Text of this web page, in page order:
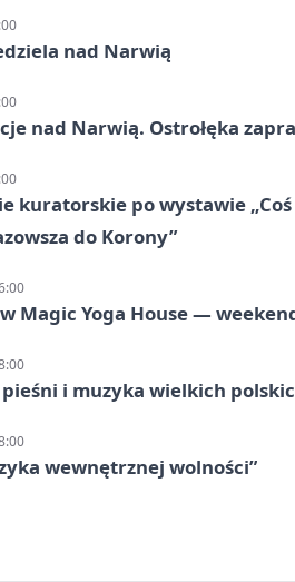
nad Narwią
nad Narwią. Ostrołęka
kuratorskie po wystawie
do Korony”
Magic Yoga House —
i muzyka wielkich
wewnętrznej wolności”